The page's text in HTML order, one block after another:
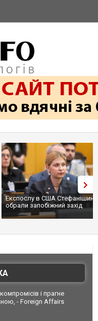
Експослу в США
обрали запобіжний захід
і прагне
- Foreign Affairs